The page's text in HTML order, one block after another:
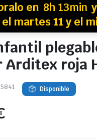
en 8h 13min y
martes 11 y el
roja
Disponible